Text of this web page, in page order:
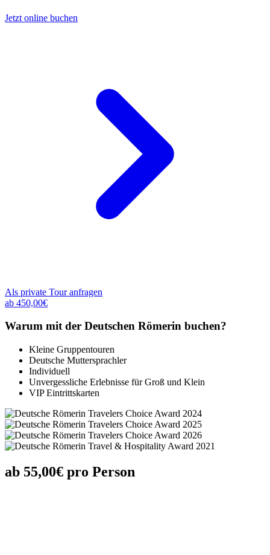
Jetzt online buchen
Als private Tour anfragen
ab 450,00€
Warum mit der Deutschen Römerin buchen?
Kleine Gruppentouren
Deutsche Muttersprachler
Individuell
Unvergessliche Erlebnisse für Groß und Klein
VIP Eintrittskarten
ab 55,00€ pro Person